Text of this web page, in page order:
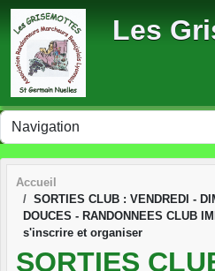
Les
Accueil
SORTIES CLUB : VENDREDI -
DOUCES - RANDONNEES CLUB
s'inscrire et organiser
SORTIES
Panneau de gestion des cookies